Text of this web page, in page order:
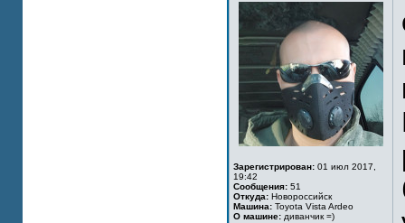
Зарегистрирован: 01 июл 2017,
19:42
Сообщения: 51
Откуда: Новороссийск
Машина: Toyota Vista Ardeo
О машине: диванчик =)